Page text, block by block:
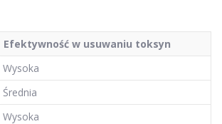
Efektywność w usuwaniu toksyn
Wysoka
Średnia
Wysoka